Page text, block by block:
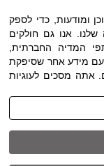
שמורות
ומודעות, כדי לספק
אנו גם חולקים
המדיה החברתית,
עם מידע אחר שסיפקת
אתה מסכים לעוגיות